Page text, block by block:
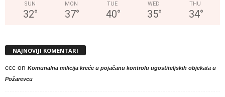
SUN
32°
MON
37°
TUE
40°
WED
35°
THU
34°
NAJNOVIJI KOMENTARI
ccc on Komunalna milicija kreće u pojačanu kontrolu ugostiteljskih objekata u
Požarevcu